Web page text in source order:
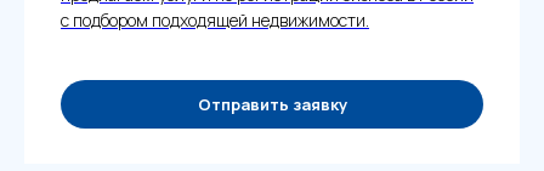
с подбором подходящей недвижимости.
Отправить заявку